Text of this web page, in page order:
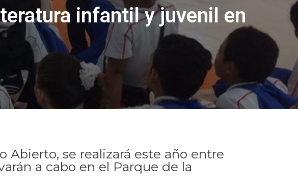
infantil y juvenil en
Abierto, se realizará este año entre
a cabo en el Parque de la